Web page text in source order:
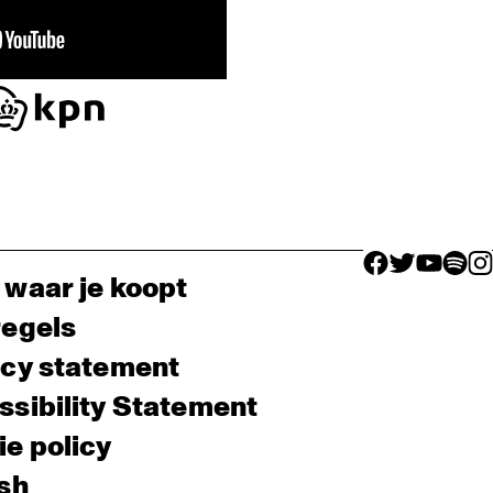
facebook icon
facebook
facebook
je koopt
statement
Statement
policy